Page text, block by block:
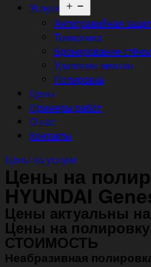
Услуги
меню
Антигравийная
Тонировка
Бронирование
Удаление вмятин
Полировка
Цены
Примеры работ
О нас
Контакты
Цены на услуги
Цены на
HYUNDAI
Цены актуальны на
Цены на полировку
СТОИМОСТЬ
Неабразивная полировка ㅤㅤㅤㅤ ㅤㅤㅤㅤ ㅤ